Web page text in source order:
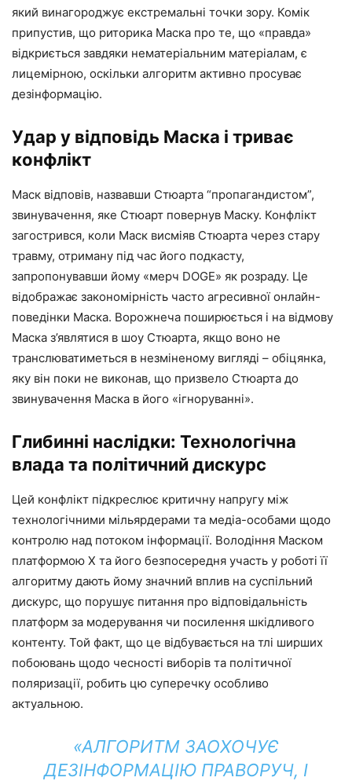
який винагороджує екстремальні точки зору. Комік
припустив, що риторика Маска про те, що «правда»
відкриється завдяки нематеріальним матеріалам, є
лицемірною, оскільки алгоритм активно просуває
дезінформацію.
Удар у відповідь Маска і триває
конфлікт
Маск відповів, назвавши Стюарта “пропагандистом”,
звинувачення, яке Стюарт повернув Маску. Конфлікт
загострився, коли Маск висміяв Стюарта через стару
травму, отриману під час його подкасту,
запропонувавши йому «мерч DOGE» як розраду. Це
відображає закономірність часто агресивної онлайн-
поведінки Маска. Ворожнеча поширюється і на відмову
Маска з’являтися в шоу Стюарта, якщо воно не
транслюватиметься в незміненому вигляді – обіцянка,
яку він поки не виконав, що призвело Стюарта до
звинувачення Маска в його «ігноруванні».
Глибинні наслідки: Технологічна
влада та політичний дискурс
Цей конфлікт підкреслює критичну напругу між
технологічними мільярдерами та медіа-особами щодо
контролю над потоком інформації. Володіння Маском
платформою X та його безпосередня участь у роботі її
алгоритму дають йому значний вплив на суспільний
дискурс, що порушує питання про відповідальність
платформ за модерування чи посилення шкідливого
контенту. Той факт, що це відбувається на тлі ширших
побоювань щодо чесності виборів та політичної
поляризації, робить цю суперечку особливо
актуальною.
«АЛГОРИТМ ЗАОХОЧУЄ
ДЕЗІНФОРМАЦІЮ ПРАВОРУЧ, І